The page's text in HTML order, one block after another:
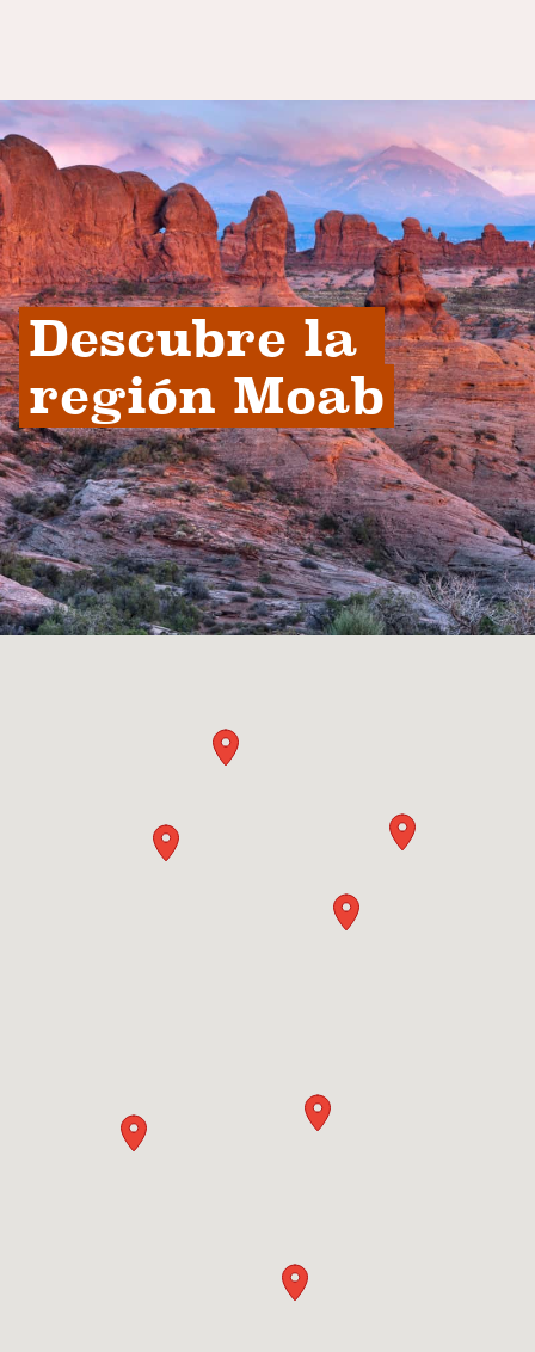
Descubre la
región Moab